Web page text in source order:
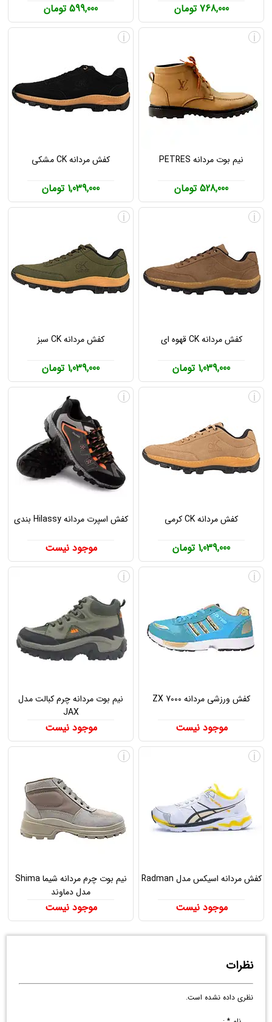
768,000 تومان 599,000 تومان
نیم بوت مردانه PETRES
528,000 تومان
i
کفش مردانه CK مشکی
1,039,000 تومان
i
کفش مردانه CK قهوه ای
1,039,000 تومان
i
کفش مردانه CK سبز
1,039,000 تومان
i
کفش مردانه CK کرمی
1,039,000 تومان
i
کفش اسپرت مردانه Hilassy بندی
موجود نیست
i
کفش ورزشی مردانه ZX 7000
موجود نیست
i
نیم بوت مردانه چرم کبالت مدل
JAX
موجود نیست
i
کفش مردانه اسیکس مدل Radman
موجود نیست
i
نیم بوت چرم مردانه شیما Shima
مدل دماوند
موجود نیست
i
نظرات
نظری داده نشده است.